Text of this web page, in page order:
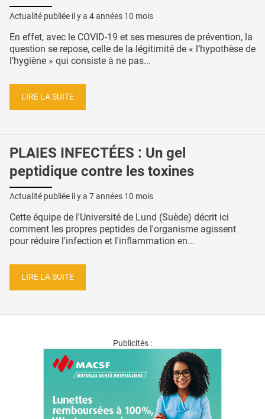
Actualité publiée il y a 4 années 10 mois
En effet, avec le COVID-19 et ses mesures de prévention, la
question se repose, celle de la légitimité de « l’hypothèse de
l’hygiène » qui consiste à ne pas...
LIRE LA SUITE
PLAIES INFECTÉES : Un gel
peptidique contre les toxines
Actualité publiée il y a 7 années 10 mois
Cette équipe de l'Université de Lund (Suède) décrit ici
comment les propres peptides de l'organisme agissent
pour réduire l'infection et l'inflammation en...
LIRE LA SUITE
Publicités :